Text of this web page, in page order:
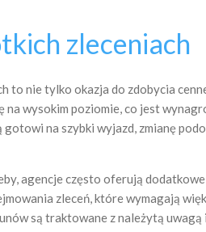
zleceniach
to nie tylko okazja do zdobycia
wysokim poziomie, co jest
na szybki wyjazd, zmianę
agencje często oferują
zleceń, które wymagają
są traktowane z należytą uwagą i